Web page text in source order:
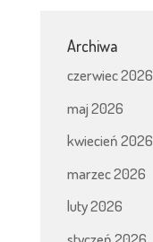
Archiwa
czerwiec 2026
maj 2026
kwiecień 2026
marzec 2026
luty 2026